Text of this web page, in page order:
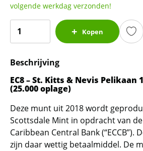
volgende werkdag verzonden!
Kitts
and
Nevis
1
oz
2018
Kopen
Beschrijving
EC8 – St. Kitts & Nevis Pelikaan
(25.000 oplage)
Deze munt uit 2018 wordt
Scottsdale Mint in opdracht van
Caribbean Central Bank (“ECCB”).
zijn daar wettig betaalmiddel. De